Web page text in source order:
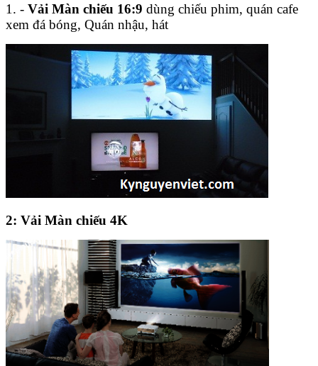
1. - Vải Màn chiếu 16:9 dùng chiếu phim, quán cafe
xem đá bóng, Quán nhậu, hát
2: Vải Màn chiếu 4K